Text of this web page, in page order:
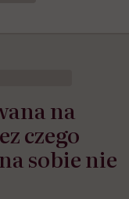
na
czego
sobie nie